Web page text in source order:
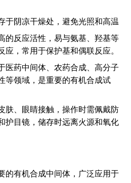
的有机合成中间体，广泛应用于
于阴凉干燥处，避免光照和高温
的反应活性，易与氨基、羟基等
应，常用于保护基和偶联反应。
医药中间体、农药合成、高分子
等领域，是重要的有机合成试
肤、眼睛接触，操作时需佩戴防
护目镜，储存时远离火源和氧化